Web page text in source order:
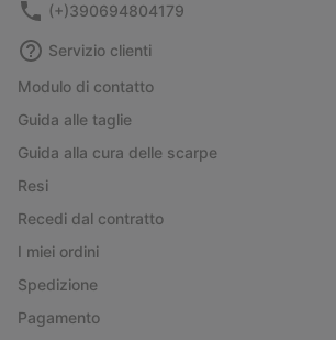
(+)390694804179
Servizio clienti
Modulo di contatto
Guida alle taglie
Guida alla cura delle scarpe
Resi
Recedi dal contratto
I miei ordini
Spedizione
Pagamento